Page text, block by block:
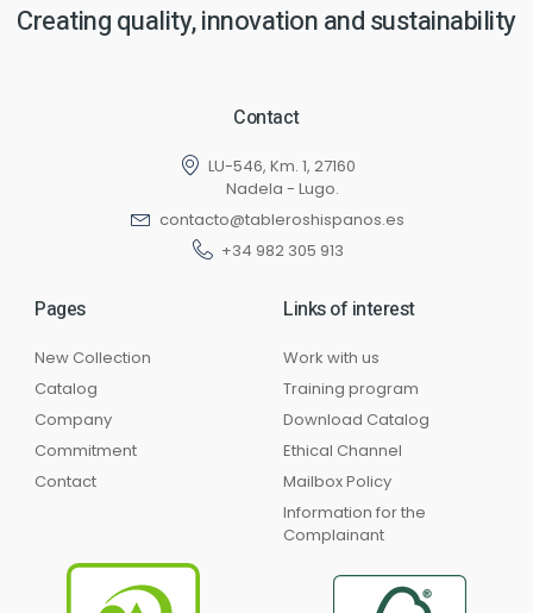
Creating quality, innovation and sustainability
Contact
LU-546, Km. 1, 27160
Nadela - Lugo.
contacto@tableroshispanos.es
+34 982 305 913
Pages
New Collection
Catalog
Company
Commitment
Contact
Links of interest
Work with us
Training program
Download Catalog
Ethical Channel
Mailbox Policy
Information for the
Complainant